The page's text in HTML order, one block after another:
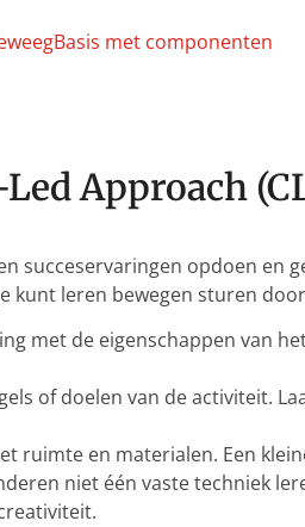
Approach
succeservaringen opdoen en
kunt leren bewegen sturen
met de eigenschappen van
of doelen van de activiteit.
ruimte en materialen. Een
niet één vaste techniek